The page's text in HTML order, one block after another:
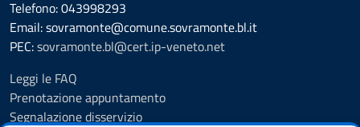
Telefono: 043998293
Email: sovramonte@comune.sovramonte.bl.it
PEC:sovramonte.bl@cert.ip-veneto.net
Leggi le FAQ
Prenotazione appuntamento
Segnalazione disservizio